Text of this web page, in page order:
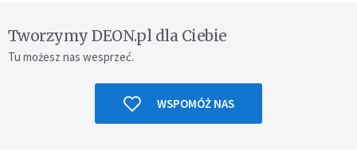
Tworzymy DEON.pl dla Ciebie
Tu możesz nas wesprzeć.
WSPOMÓŻ NAS